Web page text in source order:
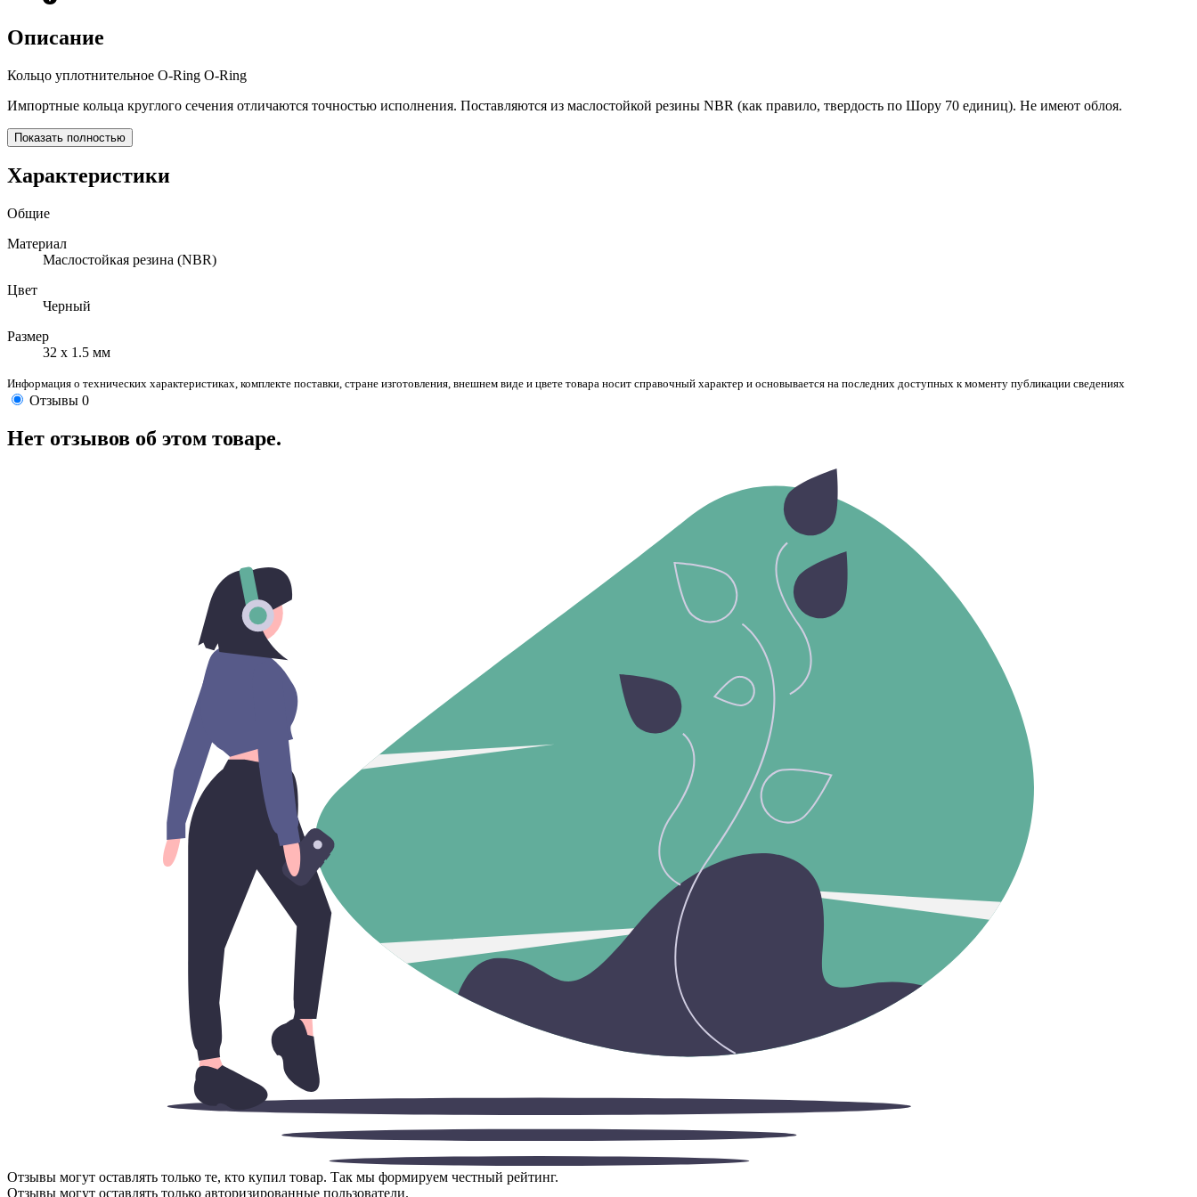
Описание
Кольцо уплотнительное O-Ring O-Ring
Импортные кольца круглого сечения отличаются точностью исполнения. Поставляются из маслостойкой резины NBR (как правило, твердость по Шору 70 единиц). Не имеют облоя.
Показать полностью
Характеристики
Общие
Материал
Маслостойкая резина (NBR)
Цвет
Черный
Размер
32 х 1.5 мм
Информация о технических характеристиках, комплекте поставки, стране изготовления, внешнем виде и цвете товара носит справочный характер и основывается на последних доступных к моменту публикации сведениях
Отзывы 0
Нет отзывов об этом товаре.
Отзывы могут оставлять только те, кто купил товар. Так мы формируем честный рейтинг.
Отзывы могут оставлять только авторизированные пользователи.